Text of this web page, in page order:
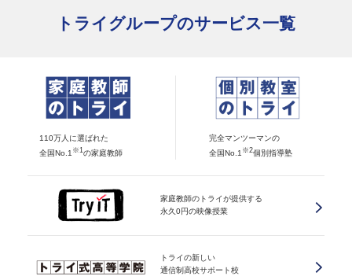
トライグループのサービス一覧
110万人に選ばれた
全国No.1 ※1 の家庭教師
完全マンツーマンの
全国No.1 ※2個別指導塾
家庭教師のトライが提供する
永久0円の映像授業
トライの新しい
通信制高校サポート校